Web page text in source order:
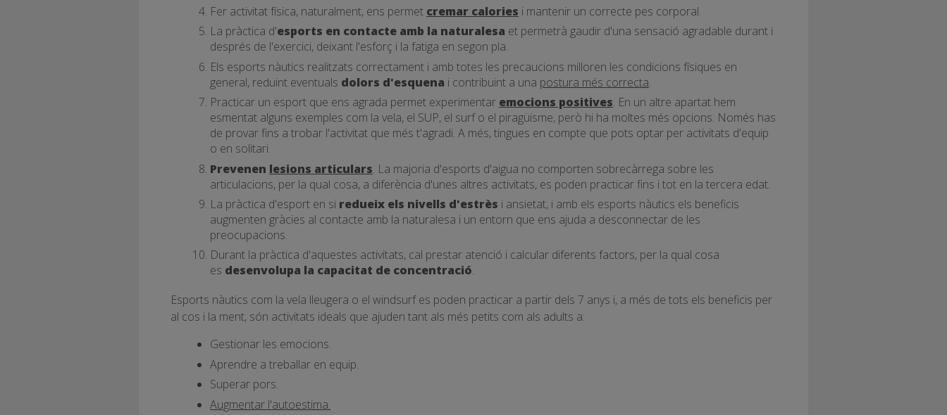
Fer activitat física, naturalment, ens permet cremar calories i mantenir un correcte pes corporal.
La pràctica d'esports en contacte amb la naturalesa et permetrà gaudir d'una sensació agradable durant i
després de l'exercici, deixant l'esforç i la fatiga en segon pla.
Els esports nàutics realitzats correctament i amb totes les precaucions milloren les condicions físiques en
general, reduint eventuals dolors d'esquena i contribuint a una postura més correcta.
Practicar un esport que ens agrada permet experimentar emocions positives. En un altre apartat hem
esmentat alguns exemples com la vela, el SUP, el surf o el piragüisme, però hi ha moltes més opcions. Només has
de provar fins a trobar l'activitat que més t'agradi. A més, tingues en compte que pots optar per activitats d'equip
o en solitari.
Prevenen lesions articulars. La majoria d'esports d'aigua no comporten sobrecàrrega sobre les
articulacions, per la qual cosa, a diferència d'unes altres activitats, es poden practicar fins i tot en la tercera edat.
La pràctica d'esport en si redueix els nivells d'estrès i ansietat, i amb els esports nàutics els beneficis
augmenten gràcies al contacte amb la naturalesa i un entorn que ens ajuda a desconnectar de les
preocupacions.
Durant la pràctica d'aquestes activitats, cal prestar atenció i calcular diferents factors, per la qual cosa
es desenvolupa la capacitat de concentració.
Esports nàutics com la vela lleugera o el windsurf es poden practicar a partir dels 7 anys i, a més de tots els beneficis per
al cos i la ment, són activitats ideals que ajuden tant als més petits com als adults a:
Gestionar les emocions.
Aprendre a treballar en equip.
Superar pors.
Augmentar l'autoestima.